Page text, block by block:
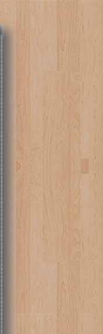
Donasi Wakaf
Qur'an & TK Islam
di Jonggol
Ulurtangan bersama Yayasan
Islam Jonggol sedang merintis
Rumah Qur’an dan
Terpadu (TKIT) An Najjah
Majelis Taklim di Jonggol,...